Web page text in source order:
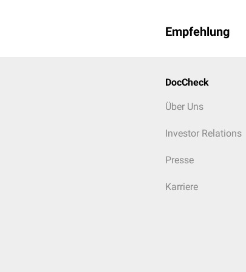
Sarkoidose
Guillain-
Empfehlung
DocCheck
Über Uns
Investor Relations
Presse
Karriere